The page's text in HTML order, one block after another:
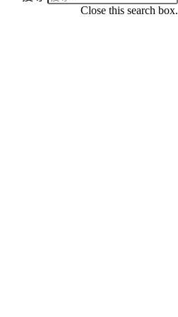
Close this search box.